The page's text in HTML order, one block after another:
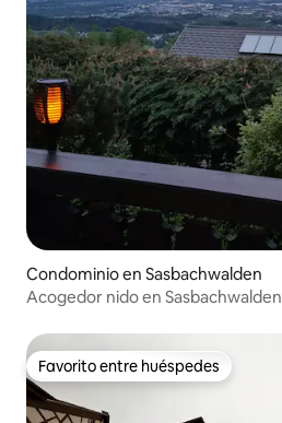
Condominio en Sasbachwalden
Acogedor nido en Sasbachwalden
Favorito entre huéspedes
Favorito entre huéspedes